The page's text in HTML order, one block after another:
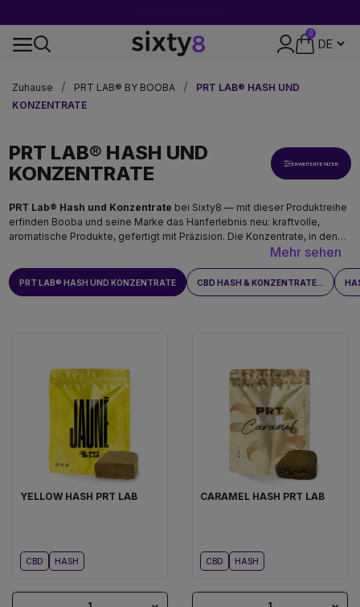
0
Zuhause
PRT LAB® BY BOOBA
PRT LAB® HASH UND
KONZENTRATE
PRT LAB® HASH UND
KONZENTRATE
ERWEITERTE FILTER
PRT Lab® Hash und Konzentrate bei Sixty8 — mit dieser Produktreihe
erfinden Booba und seine Marke das Hanferlebnis neu: kraftvolle,
aromatische Produkte, gefertigt mit Präzision. Die Konzentrate, in denen
der "Lab"-Anspruch der Marke seine konkreteste Form findet. In CBD-
und intensiven Varianten. Ausschließlich für Personen über 18 Jahren.
Mehr sehen
PRT LAB® HASH UND KONZENTRATE CBD HASH & KONZENTRATE...
YELLOW HASH PRT LAB
CBD HASH
CARAMEL HASH PRT LAB
CBD HASH